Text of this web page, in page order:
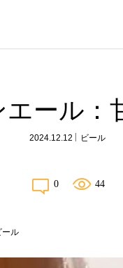
ール
2024.12.12 ビール
0 44
ール